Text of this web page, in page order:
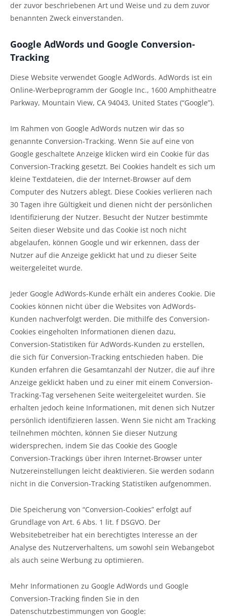
der zuvor beschriebenen Art und Weise und zu dem zuvor
benannten Zweck einverstanden.
Google AdWords und Google Conversion-
Tracking
Diese Website verwendet Google AdWords. AdWords ist ein
Online-Werbeprogramm der Google Inc., 1600 Amphitheatre
Parkway, Mountain View, CA 94043, United States (“Google”).
Im Rahmen von Google AdWords nutzen wir das so
genannte Conversion-Tracking. Wenn Sie auf eine von
Google geschaltete Anzeige klicken wird ein Cookie für das
Conversion-Tracking gesetzt. Bei Cookies handelt es sich um
kleine Textdateien, die der Internet-Browser auf dem
Computer des Nutzers ablegt. Diese Cookies verlieren nach
30 Tagen ihre Gültigkeit und dienen nicht der persönlichen
Identifizierung der Nutzer. Besucht der Nutzer bestimmte
Seiten dieser Website und das Cookie ist noch nicht
abgelaufen, können Google und wir erkennen, dass der
Nutzer auf die Anzeige geklickt hat und zu dieser Seite
weitergeleitet wurde.
Jeder Google AdWords-Kunde erhält ein anderes Cookie. Die
Cookies können nicht über die Websites von AdWords-
Kunden nachverfolgt werden. Die mithilfe des Conversion-
Cookies eingeholten Informationen dienen dazu,
Conversion-Statistiken für AdWords-Kunden zu erstellen,
die sich für Conversion-Tracking entschieden haben. Die
Kunden erfahren die Gesamtanzahl der Nutzer, die auf ihre
Anzeige geklickt haben und zu einer mit einem Conversion-
Tracking-Tag versehenen Seite weitergeleitet wurden. Sie
erhalten jedoch keine Informationen, mit denen sich Nutzer
persönlich identifizieren lassen. Wenn Sie nicht am Tracking
teilnehmen möchten, können Sie dieser Nutzung
widersprechen, indem Sie das Cookie des Google
Conversion-Trackings über ihren Internet-Browser unter
Nutzereinstellungen leicht deaktivieren. Sie werden sodann
nicht in die Conversion-Tracking Statistiken aufgenommen.
Die Speicherung von “Conversion-Cookies” erfolgt auf
Grundlage von Art. 6 Abs. 1 lit. f DSGVO. Der
Websitebetreiber hat ein berechtigtes Interesse an der
Analyse des Nutzerverhaltens, um sowohl sein Webangebot
als auch seine Werbung zu optimieren.
Mehr Informationen zu Google AdWords und Google
Conversion-Tracking finden Sie in den
Datenschutzbestimmungen von Google: